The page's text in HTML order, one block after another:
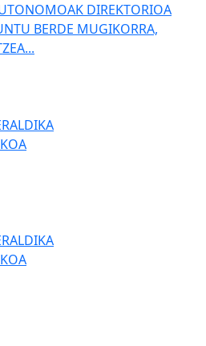
DIREKTORIOA
BERDE MUGIKORRA,